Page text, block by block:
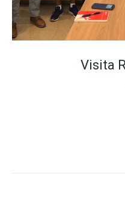
Visita